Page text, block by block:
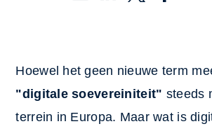
Hoewel het geen nieuwe term
"digitale soevereiniteit" steeds
terrein in Europa. Maar wat is